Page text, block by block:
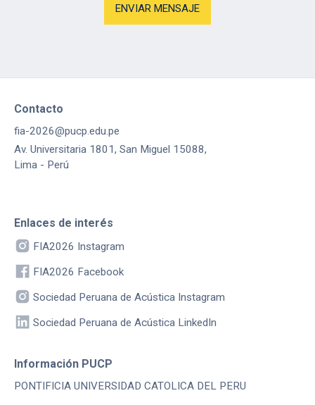
Contacto
fia-2026@pucp.edu.pe
Av. Universitaria 1801, San Miguel 15088,
Lima - Perú
Enlaces de interés
FIA2026 Instagram
FIA2026 Facebook
Sociedad Peruana de Acústica Instagram
Sociedad Peruana de Acústica LinkedIn
Información PUCP
PONTIFICIA UNIVERSIDAD CATOLICA DEL PERU